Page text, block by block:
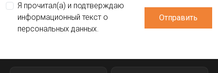
Я прочитал(а) и подтверждаю
информационный текст о
персональных данных.
Отправить